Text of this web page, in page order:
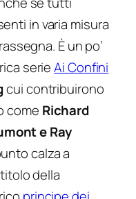
in varia misura
È un po’
serieAi Confini
cui contribuirono
come Richard
e Ray
calza a
della